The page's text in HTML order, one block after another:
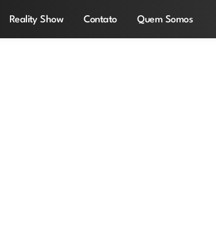
Reality Show Contato Quem Somos